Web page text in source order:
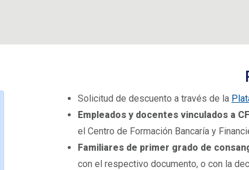
Solicitud de descuento a través de la
Empleados y docentes vinculados a
el Centro de Formación Bancaría y
Familiares de primer grado de
con el respectivo documento, o con la